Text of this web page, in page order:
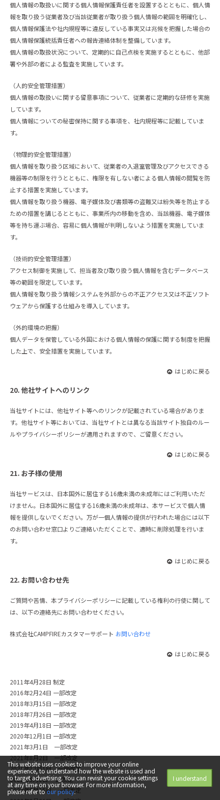
This website uses cookies to improve your online
experience, to understand how the website is used and
to target advertising.You can revisit your cookie settings
at any time on your browser. For more information,
please refer toour policy.
I understand
個人情報の取扱いに関する個人情報保護責任者を設置するとともに、個人情
報を取り扱う従業者及び当該従業者が取り扱う個人情報の範囲を明確化し、
個人情報保護法や社内規程等に違反している事実又は兆候を把握した場合の
個人情報保護統括責任者への報告連絡体制を整備しています。
個人情報の取扱状況について、定期的に自己点検を実施するとともに、他部
署や外部の者による監査を実施しています。
（人的安全管理措置）
個人情報の取扱いに関する留意事項について、従業者に定期的な研修を実施
しています。
個人情報についての秘密保持に関する事項を、社内規程等に記載していま
す。
（物理的安全管理措置）
個人情報を取り扱う区域において、従業者の入退室管理及びアクセスできる
機器等の制限を行うとともに、権限を有しない者による個人情報の閲覧を防
止する措置を実施しています。
個人情報を取り扱う機器、電子媒体及び書類等の盗難又は紛失等を防止する
ための措置を講じるとともに、事業所内の移動を含め、当該機器、電子媒体
等を持ち運ぶ場合、容易に個人情報が判明しないよう措置を実施していま
す。
（技術的安全管理措置）
アクセス制御を実施して、担当者及び取り扱う個人情報を含むデータベース
等の範囲を限定しています。
個人情報を取り扱う情報システムを外部からの不正アクセス又は不正ソフト
ウェアから保護する仕組みを導入しています。
（外的環境の把握）
個人データを保管している外国における個人情報の保護に関する制度を把握
した上で、安全措置を実施しています。
はじめに戻る
20. 他社サイトへのリンク
当社サイトには、他社サイト等へのリンクが記載されている場合がありま
す。他社サイト等においては、当社サイトとは異なる当該サイト独自のルー
ルやプライバシーポリシーが適用されますので、ご留意ください。
はじめに戻る
21. お子様の使用
当社サービスは、日本国外に居住する16歳未満の未成年にはご利用いただ
けません。日本国外に居住する16歳未満の未成年は、本サービスで個人情
報を提供しないでください。万が一個人情報の提供が行われた場合には以下
のお問い合わせ窓口よりご連絡いただくことで、適時に削除処理を行いま
す。
はじめに戻る
22. お問い合わせ先
ご質問や苦情、本プライバシーポリシーに記載している権利の行使に関して
は、以下の連絡先にお問い合わせください。
株式会社CAMPFIREカスタマーサポート お問い合わせ
はじめに戻る
2011年4月28日 制定
2016年2月24日 一部改定
2018年3月15日 一部改定
2018年7月26日 一部改定
2019年4月18日 一部改定
2020年12月1日 一部改定
2021年3月1日 一部改定
2021年8月2日 一部改定
2021年12月1日 一部改定
2022年5月1日 一部改定
2022年8月15日 一部改定